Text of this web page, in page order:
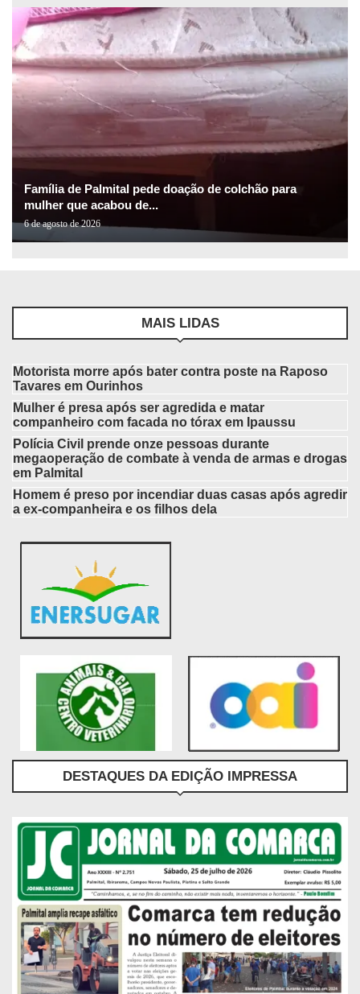
Família de Palmital pede doação de colchão para
mulher que acabou de...
6 de agosto de 2026
MAIS LIDAS
Motorista morre após bater contra poste na Raposo
Tavares em Ourinhos
Mulher é presa após ser agredida e matar
companheiro com facada no tórax em Ipaussu
Polícia Civil prende onze pessoas durante
megaoperação de combate à venda de armas e drogas
em Palmital
Homem é preso por incendiar duas casas após agredir
a ex-companheira e os filhos dela
DESTAQUES DA EDIÇÃO IMPRESSA